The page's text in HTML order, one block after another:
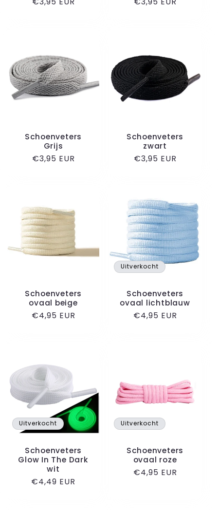
Schoenveters
Grijs
Normale
€3,95 EUR
Schoenveters
zwart
Normale
€3,95 EUR
Schoenveters
ovaal beige
Normale
€4,95 EUR
Uitverkocht
Schoenveters
ovaal lichtblauw
Normale
€4,95 EUR
Uitverkocht
Schoenveters
Glow In The Dark
wit
Normale
€4,49 EUR
Uitverkocht
Schoenveters
ovaal roze
Normale
€4,95 EUR